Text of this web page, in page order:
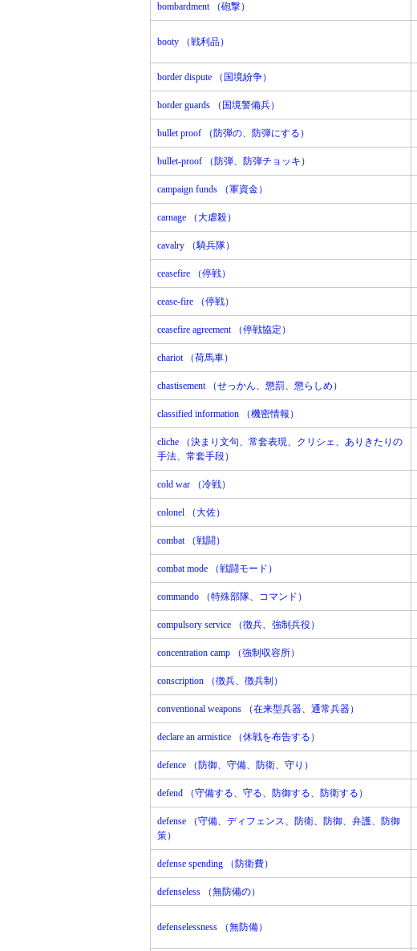
bombardment （砲撃）
booty （戦利品）
border dispute （国境紛争）
border guards （国境警備兵）
bullet proof （防弾の、防弾にする）
bullet-proof （防弾、防弾チョッキ）
campaign funds （軍資金）
carnage （大虐殺）
cavalry （騎兵隊）
ceasefire （停戦）
cease-fire （停戦）
ceasefire agreement （停戦協定）
chariot （荷馬車）
chastisement （せっかん、懲罰、懲らしめ）
classified information （機密情報）
cliche （決まり文句、常套表現、クリシェ、ありきたりの
手法、常套手段）
cold war （冷戦）
colonel （大佐）
combat （戦闘）
combat mode （戦闘モード）
commando （特殊部隊、コマンド）
compulsory service （徴兵、強制兵役）
concentration camp （強制収容所）
conscription （徴兵、徴兵制）
conventional weapons （在来型兵器、通常兵器）
declare an armistice （休戦を布告する）
defence （防御、守備、防衛、守り）
defend （守備する、守る、防御する、防衛する）
defense （守備、ディフェンス、防衛、防御、弁護、防御
策）
defense spending （防衛費）
defenseless （無防備の）
defenselessness （無防備）